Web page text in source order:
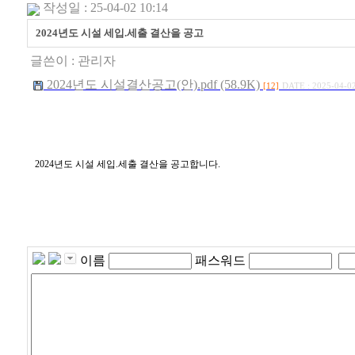
작성일 : 25-04-02 10:14
2024년도 시설 세입.세출 결산을 공고
글쓴이 : 관리자
2024년도 시설결산공고(안).pdf (58.9K) [12] DATE : 2025-04-
2024년도 시설 세입.세출 결산을 공고합니다.
이름 패스워드